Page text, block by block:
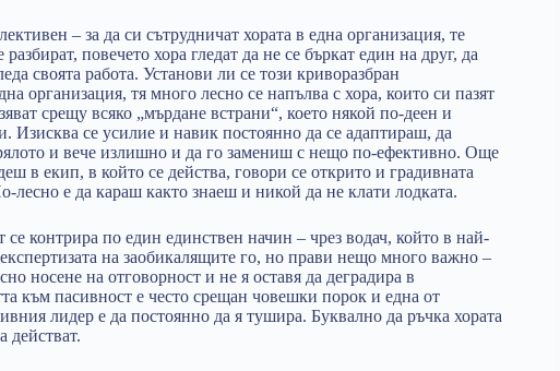
– за да си сътрудничат хората в една организация, те
разбират, повечето хора гледат да не се бъркат един на друг, да
своята работа. Установи ли се този криворазбран
организация, тя много лесно се напълва с хора, които си пазят
срещу всяко „мърдане встрани“, което някой по-деен и
Изисква се усилие и навик постоянно да се адаптираш, да
и вече излишно и да го замениш с нещо по-ефективно. Още
в екип, в който се действа, говори се открито и градивната
лесно е да караш както знаеш и никой да не клати лодката.
се контрира по един единствен начин – чрез водач, който в най-
на заобикалящите го, но прави нещо много важно –
носене на отговорност и не я оставя да деградира в
към пасивност е често срещан човешки порок и една от
лидер е да постоянно да я тушира. Буквално да ръчка хората
действат.